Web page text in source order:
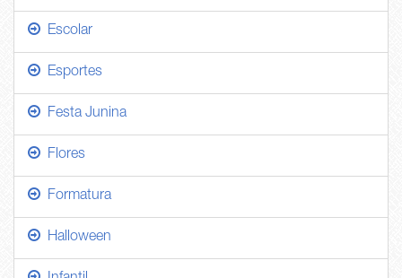
Escolar
Esportes
Festa Junina
Flores
Formatura
Halloween